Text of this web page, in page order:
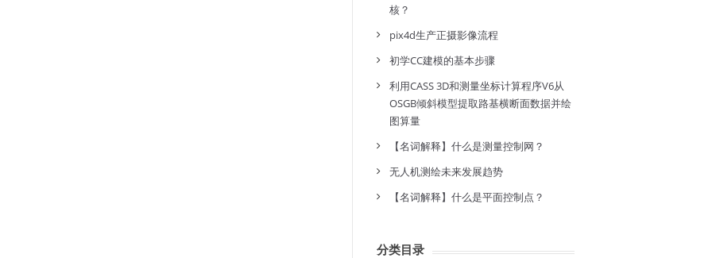
核？
pix4d生产正摄影像流程
初学CC建模的基本步骤
利用CASS 3D和测量坐标计算程序V6从
OSGB倾斜模型提取路基横断面数据并绘
图算量
【名词解释】什么是测量控制网？
无人机测绘未来发展趋势
【名词解释】什么是平面控制点？
分类目录